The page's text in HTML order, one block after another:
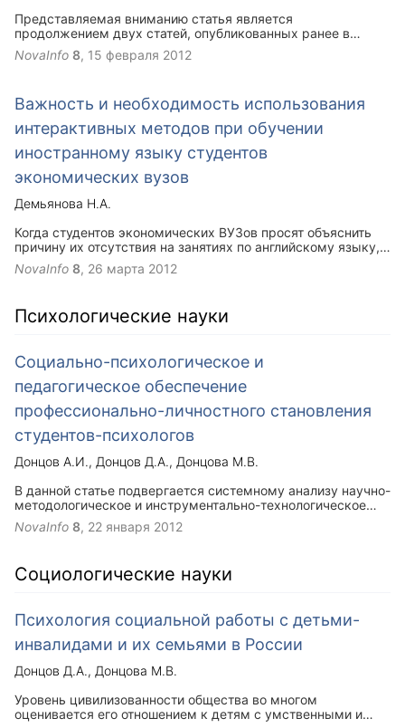
Представляемая вниманию статья является
продолжением двух статей, опубликованных ранее в
журнале данного электронного издательств. В этой статье
попробуем разобраться, что же представляет заочная
сложились в нашей стране за последнее десятилетие.
NovaInfo 8, 15 февраля 2012
Важность и необходимость использования
интерактивных методов при обучении
иностранному языку студентов
экономических вузов
Демьянова Н.А.
Когда студентов экономических ВУЗов просят объяснить
причину их отсутствия на занятиях по английскому языку,
то многие из них отвечают, что причиной является то, что
занятия скучные и не интересные. У нас, преподавателей,
NovaInfo 8, 26 марта 2012
Психологические науки
Социально-психологическое и
педагогическое обеспечение
профессионально-личностного становления
студентов-психологов
Донцов А.И. Донцов Д.А.
Донцова М.В.
В данной статье подвергается системному анализу научно-
методологическое и инструментально-технологическое
основание современной парадигмы и концепции
социально-психологического сопровождения и
школе.
NovaInfo 8, 22 января 2012
Социологические науки
Психология социальной работы с детьми-
инвалидами и их семьями в России
Донцов Д.А.
Донцова М.В.
Уровень цивилизованности общества во многом
оценивается его отношением к детям с умственными и